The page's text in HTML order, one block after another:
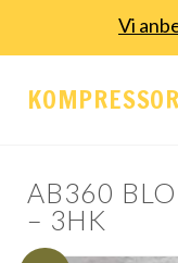
Vi
AB360
– 3HK